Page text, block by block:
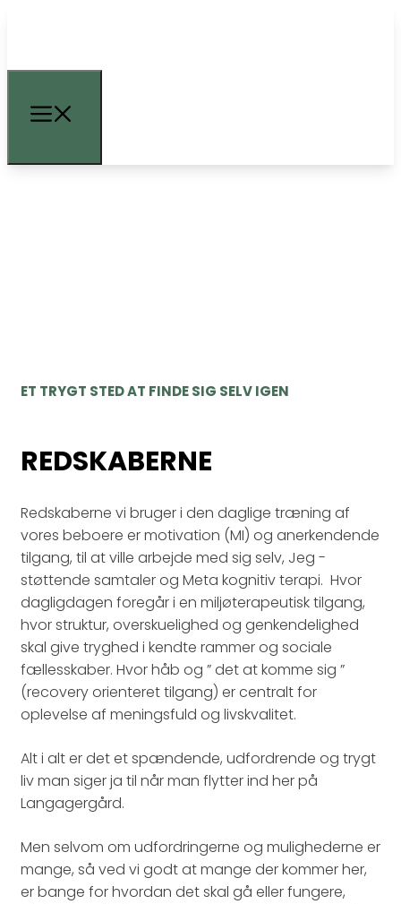
ET TRYGT STED AT FINDE SIG SELV IGEN
REDSKABERNE
Redskaberne vi bruger i den daglige træning af
vores beboere er motivation (MI) og anerkendende
tilgang, til at ville arbejde med sig selv, Jeg -
støttende samtaler og Meta kognitiv terapi. Hvor
dagligdagen foregår i en miljøterapeutisk tilgang,
hvor struktur, overskuelighed og genkendelighed
skal give tryghed i kendte rammer og sociale
fællesskaber. Hvor håb og ” det at komme sig ”
(recovery orienteret tilgang) er centralt for
oplevelse af meningsfuld og livskvalitet.
Alt i alt er det et spændende, udfordrende og trygt
liv man siger ja til når man flytter ind her på
Langagergård.
Men selvom om udfordringerne og mulighederne er
mange, så ved vi godt at mange der kommer her,
er bange for hvordan det skal gå eller fungere,